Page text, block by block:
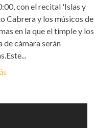
con el recital 'Islas y
Cabrera y los músicos de
en la que el timple y los
de cámara serán